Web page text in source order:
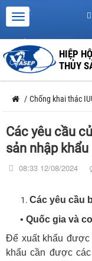
HIỆP
THỦY
/ Chống khai thác
Các yêu cầu
sản nhập khẩu
08:33 12/08/2024
Các yêu cầu
• Quốc gia và
Để xuất khẩu được
khẩu cần được